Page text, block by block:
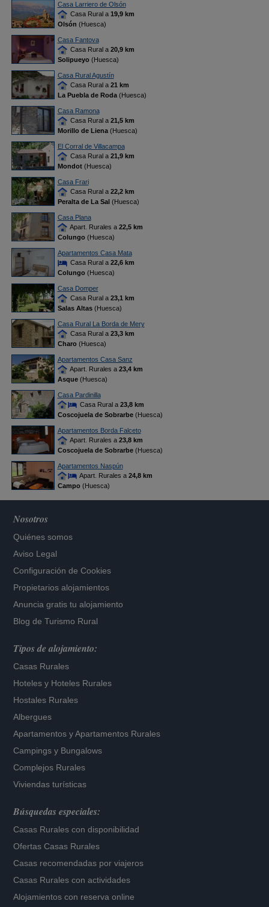
Casa Larriero de Olsón
Casa Rural a 19,9 km
Olsón (Huesca)
Casa Fantova
Casa Rural a 20,9 km
Solipueyo(Huesca)
Casa Rural Agustín
Casa Rural a 21 km
La Puebla de Roda(Huesca)
Casa Ramona
Casa Rural a 21,5 km
Morillo de Liena(Huesca)
El Corral de Villacampa
Casa Rural a 21,9 km
Mondot(Huesca)
Casa Frari
Casa Rural a 22,2 km
Peralta de La Sal(Huesca)
Casa Plana
Apart. Rurales a 22,5 km
Colungo(Huesca)
Apartamentos Casa Mata
Casa Rural a 22,6 km
Colungo(Huesca)
Casa Domper
Casa Rural a 23,1 km
Salas Altas(Huesca)
Casa Rural La Borda de Mery
Casa Rural a 23,3 km
Charo(Huesca)
Apartamentos Casa Sanz
Apart. Rurales a 23,4 km
Asque(Huesca)
Casa Pardinilla
Casa Rural a 23,8 km
Coscojuela de Sobrarbe(Huesca)
Apartamentos Borda Falceto
Apart. Rurales a 23,8 km
Coscojuela de Sobrarbe(Huesca)
Apartamentos Naspún
Apart. Rurales a 24,8 km
Campo(Huesca)
Nosotros
Quiénes somos
Aviso Legal
Configuración de Cookies
Propietarios alojamientos
Anuncia gratis tu alojamiento
Blog de Turismo Rural
Tipos de alojamiento:
Casas Rurales
Hoteles y Hoteles Rurales
Hostales Rurales
Albergues
Apartamentos yApartamentos Rurales
Campings y Bungalows
Complejos Rurales
Viviendas turísticas
Búsquedas especiales:
Casas Rurales con disponibilidad
Ofertas Casas Rurales
Casas recomendadas por viajeros
Casas Rurales con actividades
Alojamientos con reserva online